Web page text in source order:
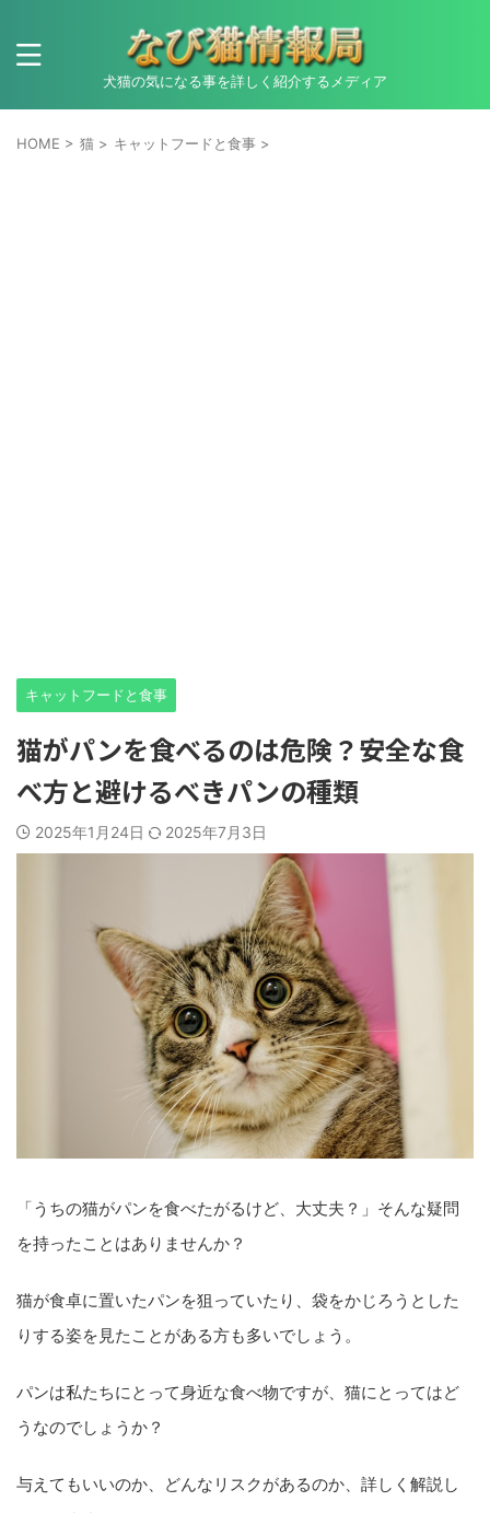
犬猫の気になる事を詳しく紹介するメディア
HOME > 猫 > キャットフードと食事 >
キャットフードと食事
猫がパンを食べるのは危険？安全な食
べ方と避けるべきパンの種類
2025年1月24日 2025年7月3日
「うちの猫がパンを食べたがるけど、大丈夫？」そんな疑問
を持ったことはありませんか？
猫が食卓に置いたパンを狙っていたり、袋をかじろうとした
りする姿を見たことがある方も多いでしょう。
パンは私たちにとって身近な食べ物ですが、猫にとってはど
うなのでしょうか？
与えてもいいのか、どんなリスクがあるのか、詳しく解説し